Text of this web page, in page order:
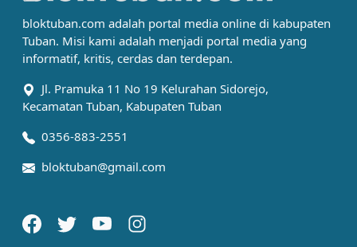
bloktuban.com adalah portal media online di kabupaten
Tuban. Misi kami adalah menjadi portal media yang
informatif, kritis, cerdas dan terdepan.
Jl. Pramuka 11 No 19 Kelurahan Sidorejo,
Kecamatan Tuban, Kabupaten Tuban
0356-883-2551
bloktuban@gmail.com